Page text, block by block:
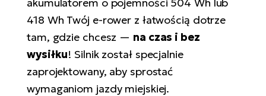
418 Wh Twój e-rower z łatwością dotrze
tam, gdzie chcesz — na czas i bez
wysiłku! Silnik został specjalnie
zaprojektowany, aby sprostać
wymaganiom jazdy miejskiej.